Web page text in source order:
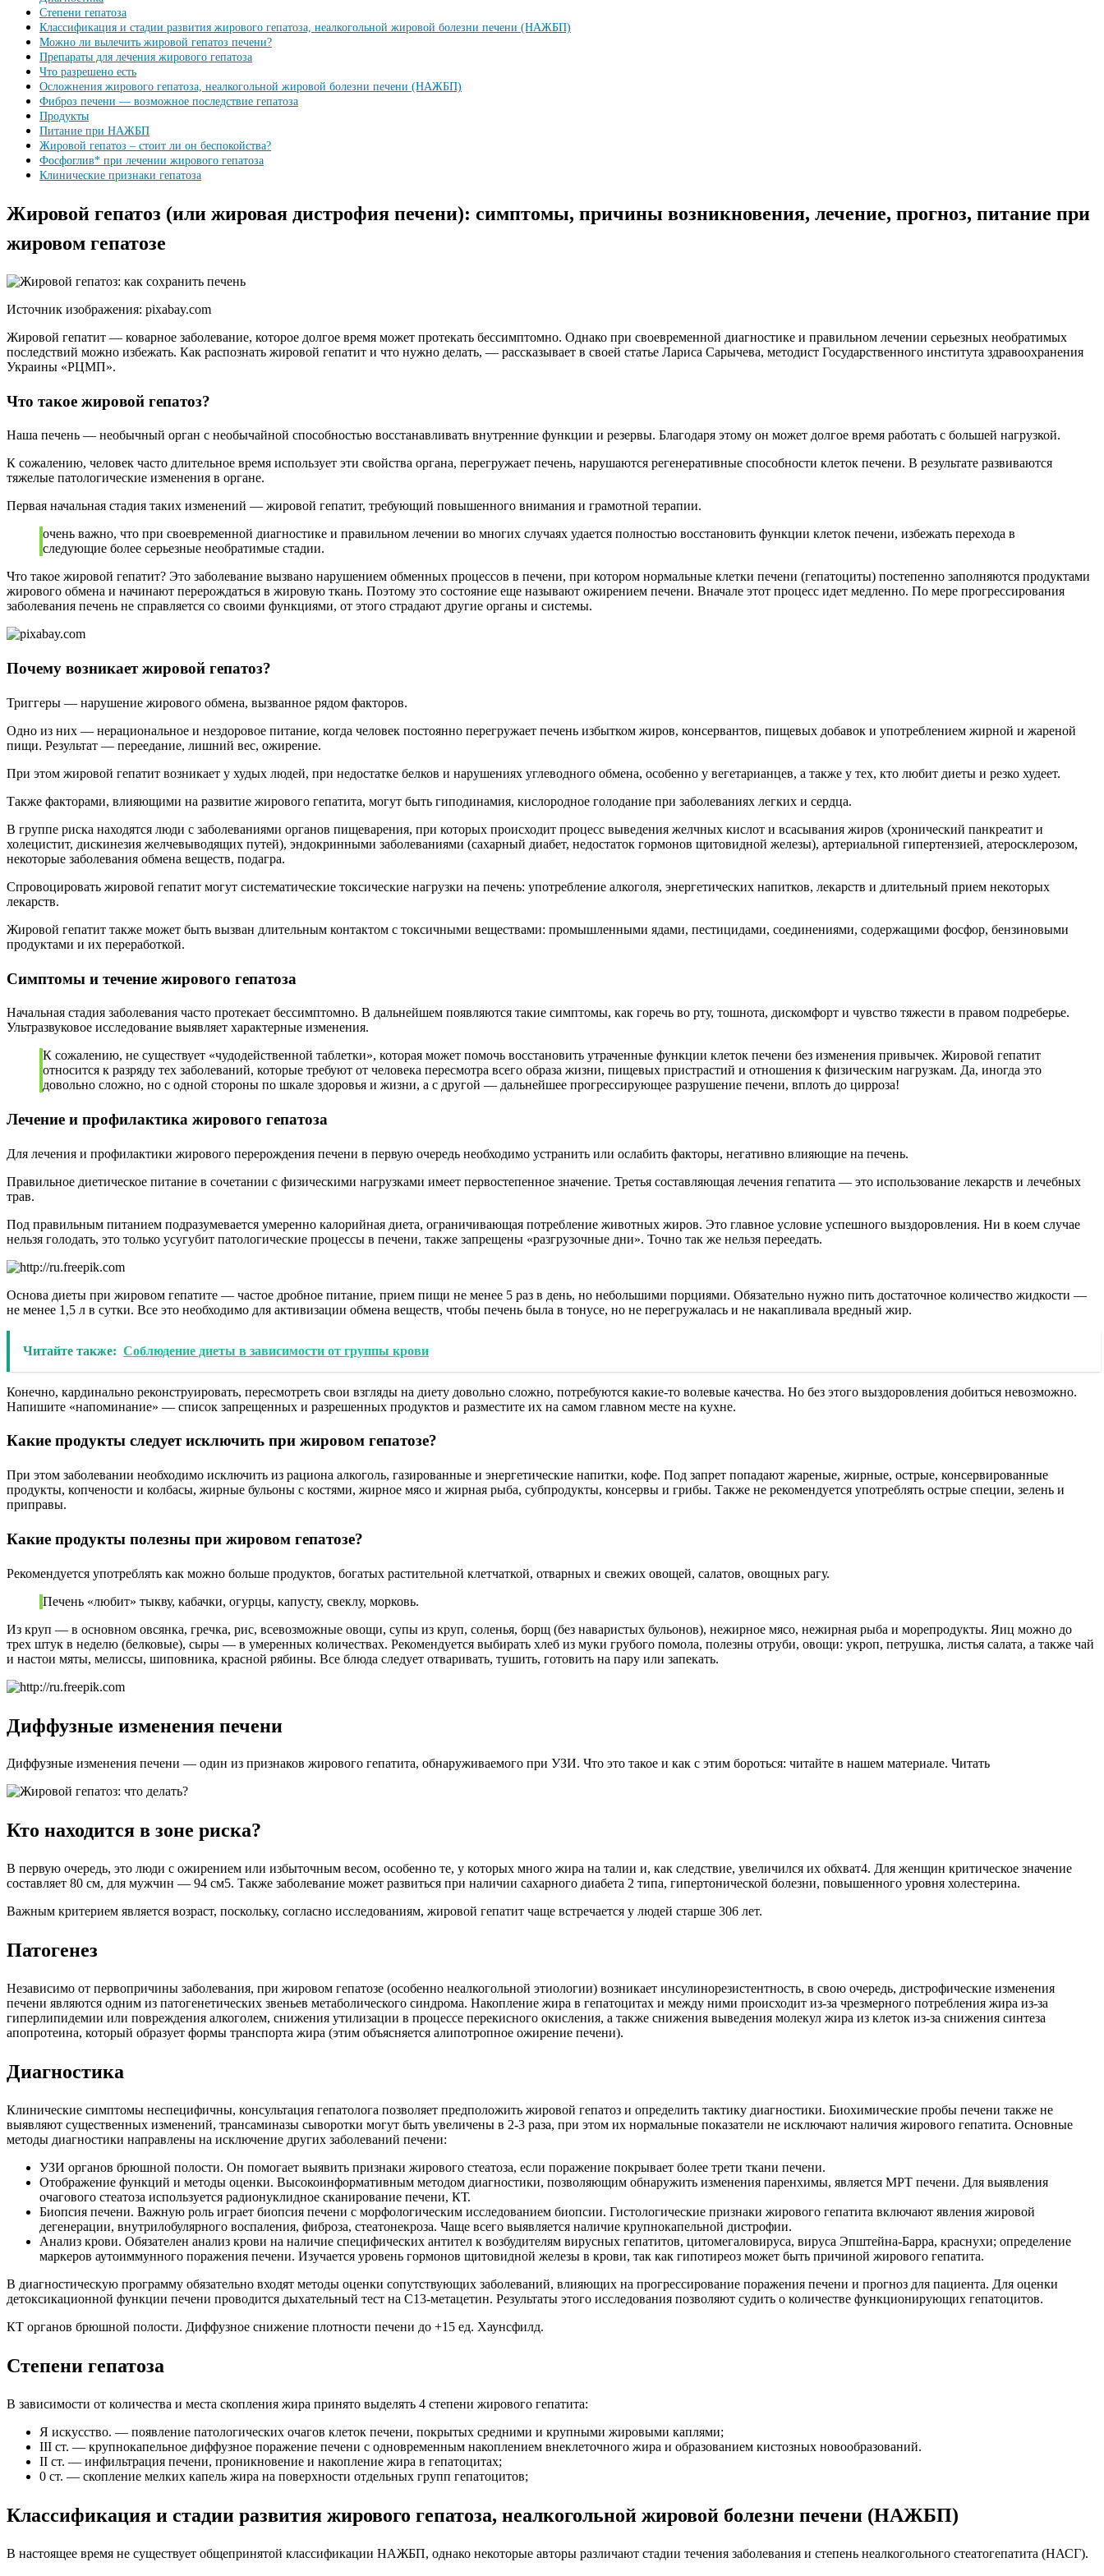
Степени гепатоза
Классификация и стадии развития жирового гепатоза, неалкогольной жировой болезни печени (НАЖБП)
Можно ли вылечить жировой гепатоз печени?
Препараты для лечения жирового гепатоза
Что разрешено есть
Осложнения жирового гепатоза, неалкогольной жировой болезни печени (НАЖБП)
Фиброз печени — возможное последствие гепатоза
Продукты
Питание при НАЖБП
Жировой гепатоз – стоит ли он беспокойства?
Фосфоглив* при лечении жирового гепатоза
Клинические признаки гепатоза
Жировой гепатоз (или жировая дистрофия печени): симптомы, причины возникновения, лечение, прогноз, питание при
жировом гепатозе
Источник изображения: pixabay.com
Жировой гепатит — коварное заболевание, которое долгое время может протекать бессимптомно. Однако при своевременной диагностике и правильном лечении серьезных необратимых
последствий можно избежать. Как распознать жировой гепатит и что нужно делать, — рассказывает в своей статье Лариса Сарычева, методист Государственного института здравоохранения
Украины «РЦМП».
Что такое жировой гепатоз?
Наша печень — необычный орган с необычайной способностью восстанавливать внутренние функции и резервы. Благодаря этому он может долгое время работать с большей нагрузкой.
К сожалению, человек часто длительное время использует эти свойства органа, перегружает печень, нарушаются регенеративные способности клеток печени. В результате развиваются
тяжелые патологические изменения в органе.
Первая начальная стадия таких изменений — жировой гепатит, требующий повышенного внимания и грамотной терапии.
очень важно, что при своевременной диагностике и правильном лечении во многих случаях удается полностью восстановить функции клеток печени, избежать перехода в
следующие более серьезные необратимые стадии.
Что такое жировой гепатит? Это заболевание вызвано нарушением обменных процессов в печени, при котором нормальные клетки печени (гепатоциты) постепенно заполняются продуктами
жирового обмена и начинают перерождаться в жировую ткань. Поэтому это состояние еще называют ожирением печени. Вначале этот процесс идет медленно. По мере прогрессирования
заболевания печень не справляется со своими функциями, от этого страдают другие органы и системы.
Почему возникает жировой гепатоз?
Триггеры — нарушение жирового обмена, вызванное рядом факторов.
Одно из них — нерациональное и нездоровое питание, когда человек постоянно перегружает печень избытком жиров, консервантов, пищевых добавок и употреблением жирной и жареной
пищи. Результат — переедание, лишний вес, ожирение.
При этом жировой гепатит возникает у худых людей, при недостатке белков и нарушениях углеводного обмена, особенно у вегетарианцев, а также у тех, кто любит диеты и резко худеет.
Также факторами, влияющими на развитие жирового гепатита, могут быть гиподинамия, кислородное голодание при заболеваниях легких и сердца.
В группе риска находятся люди с заболеваниями органов пищеварения, при которых происходит процесс выведения желчных кислот и всасывания жиров (хронический панкреатит и
холецистит, дискинезия желчевыводящих путей), эндокринными заболеваниями (сахарный диабет, недостаток гормонов щитовидной железы), артериальной гипертензией, атеросклерозом,
некоторые заболевания обмена веществ, подагра.
Спровоцировать жировой гепатит могут систематические токсические нагрузки на печень: употребление алкоголя, энергетических напитков, лекарств и длительный прием некоторых
лекарств.
Жировой гепатит также может быть вызван длительным контактом с токсичными веществами: промышленными ядами, пестицидами, соединениями, содержащими фосфор, бензиновыми
продуктами и их переработкой.
Симптомы и течение жирового гепатоза
Начальная стадия заболевания часто протекает бессимптомно. В дальнейшем появляются такие симптомы, как горечь во рту, тошнота, дискомфорт и чувство тяжести в правом подреберье.
Ультразвуковое исследование выявляет характерные изменения.
К сожалению, не существует «чудодейственной таблетки», которая может помочь восстановить утраченные функции клеток печени без изменения привычек. Жировой гепатит
относится к разряду тех заболеваний, которые требуют от человека пересмотра всего образа жизни, пищевых пристрастий и отношения к физическим нагрузкам. Да, иногда это
довольно сложно, но с одной стороны по шкале здоровья и жизни, а с другой — дальнейшее прогрессирующее разрушение печени, вплоть до цирроза!
Лечение и профилактика жирового гепатоза
Для лечения и профилактики жирового перерождения печени в первую очередь необходимо устранить или ослабить факторы, негативно влияющие на печень.
Правильное диетическое питание в сочетании с физическими нагрузками имеет первостепенное значение. Третья составляющая лечения гепатита — это использование лекарств и лечебных
трав.
Под правильным питанием подразумевается умеренно калорийная диета, ограничивающая потребление животных жиров. Это главное условие успешного выздоровления. Ни в коем случае
нельзя голодать, это только усугубит патологические процессы в печени, также запрещены «разгрузочные дни». Точно так же нельзя переедать.
Основа диеты при жировом гепатите — частое дробное питание, прием пищи не менее 5 раз в день, но небольшими порциями. Обязательно нужно пить достаточное количество жидкости —
не менее 1,5 л в сутки. Все это необходимо для активизации обмена веществ, чтобы печень была в тонусе, но не перегружалась и не накапливала вредный жир.
Читайте также: Соблюдение диеты в зависимости от группы крови
Конечно, кардинально реконструировать, пересмотреть свои взгляды на диету довольно сложно, потребуются какие-то волевые качества. Но без этого выздоровления добиться невозможно.
Напишите «напоминание» — список запрещенных и разрешенных продуктов и разместите их на самом главном месте на кухне.
Какие продукты следует исключить при жировом гепатозе?
При этом заболевании необходимо исключить из рациона алкоголь, газированные и энергетические напитки, кофе. Под запрет попадают жареные, жирные, острые, консервированные
продукты, копчености и колбасы, жирные бульоны с костями, жирное мясо и жирная рыба, субпродукты, консервы и грибы. Также не рекомендуется употреблять острые специи, зелень и
приправы.
Какие продукты полезны при жировом гепатозе?
Рекомендуется употреблять как можно больше продуктов, богатых растительной клетчаткой, отварных и свежих овощей, салатов, овощных рагу.
Печень «любит» тыкву, кабачки, огурцы, капусту, свеклу, морковь.
Из круп — в основном овсянка, гречка, рис, всевозможные овощи, супы из круп, соленья, борщ (без наваристых бульонов), нежирное мясо, нежирная рыба и морепродукты. Яиц можно до
трех штук в неделю (белковые), сыры — в умеренных количествах. Рекомендуется выбирать хлеб из муки грубого помола, полезны отруби, овощи: укроп, петрушка, листья салата, а также чай
и настои мяты, мелиссы, шиповника, красной рябины. Все блюда следует отваривать, тушить, готовить на пару или запекать.
Диффузные изменения печени
Диффузные изменения печени — один из признаков жирового гепатита, обнаруживаемого при УЗИ. Что это такое и как с этим бороться: читайте в нашем материале. Читать
Кто находится в зоне риска?
В первую очередь, это люди с ожирением или избыточным весом, особенно те, у которых много жира на талии и, как следствие, увеличился их обхват4. Для женщин критическое значение
составляет 80 см, для мужчин — 94 см5. Также заболевание может развиться при наличии сахарного диабета 2 типа, гипертонической болезни, повышенного уровня холестерина.
Важным критерием является возраст, поскольку, согласно исследованиям, жировой гепатит чаще встречается у людей старше 306 лет.
Патогенез
Независимо от первопричины заболевания, при жировом гепатозе (особенно неалкогольной этиологии) возникает инсулинорезистентность, в свою очередь, дистрофические изменения
печени являются одним из патогенетических звеньев метаболического синдрома. Накопление жира в гепатоцитах и ​​между ними происходит из-за чрезмерного потребления жира из-за
гиперлипидемии или повреждения алкоголем, снижения утилизации в процессе перекисного окисления, а также снижения выведения молекул жира из клеток из-за снижения синтеза
апопротеина, который образует формы транспорта жира (этим объясняется алипотропное ожирение печени).
Диагностика
Клинические симптомы неспецифичны, консультация гепатолога позволяет предположить жировой гепатоз и определить тактику диагностики. Биохимические пробы печени также не
выявляют существенных изменений, трансаминазы сыворотки могут быть увеличены в 2-3 раза, при этом их нормальные показатели не исключают наличия жирового гепатита. Основные
методы диагностики направлены на исключение других заболеваний печени:
УЗИ органов брюшной полости. Он помогает выявить признаки жирового стеатоза, если поражение покрывает более трети ткани печени.
Отображение функций и методы оценки. Высокоинформативным методом диагностики, позволяющим обнаружить изменения паренхимы, является МРТ печени. Для выявления
очагового стеатоза используется радионуклидное сканирование печени, КТ.
Биопсия печени. Важную роль играет биопсия печени с морфологическим исследованием биопсии. Гистологические признаки жирового гепатита включают явления жировой
дегенерации, внутрилобулярного воспаления, фиброза, стеатонекроза. Чаще всего выявляется наличие крупнокапельной дистрофии.
Анализ крови. Обязателен анализ крови на наличие специфических антител к возбудителям вирусных гепатитов, цитомегаловируса, вируса Эпштейна-Барра, краснухи; определение
маркеров аутоиммунного поражения печени. Изучается уровень гормонов щитовидной железы в крови, так как гипотиреоз может быть причиной жирового гепатита.
В диагностическую программу обязательно входят методы оценки сопутствующих заболеваний, влияющих на прогрессирование поражения печени и прогноз для пациента. Для оценки
детоксикационной функции печени проводится дыхательный тест на C13-метацетин. Результаты этого исследования позволяют судить о количестве функционирующих гепатоцитов.
КТ органов брюшной полости. Диффузное снижение плотности печени до +15 ед. Хаунсфилд.
Степени гепатоза
В зависимости от количества и места скопления жира принято выделять 4 степени жирового гепатита:
Я искусство. — появление патологических очагов клеток печени, покрытых средними и крупными жировыми каплями;
III ст. — крупнокапельное диффузное поражение печени с одновременным накоплением внеклеточного жира и образованием кистозных новообразований.
II ст. — инфильтрация печени, проникновение и накопление жира в гепатоцитах;
0 ст. — скопление мелких капель жира на поверхности отдельных групп гепатоцитов;
Классификация и стадии развития жирового гепатоза, неалкогольной жировой болезни печени (НАЖБП)
В настоящее время не существует общепринятой классификации НАЖБП, однако некоторые авторы различают стадии течения заболевания и степень неалкогольного стеатогепатита (НАСГ).